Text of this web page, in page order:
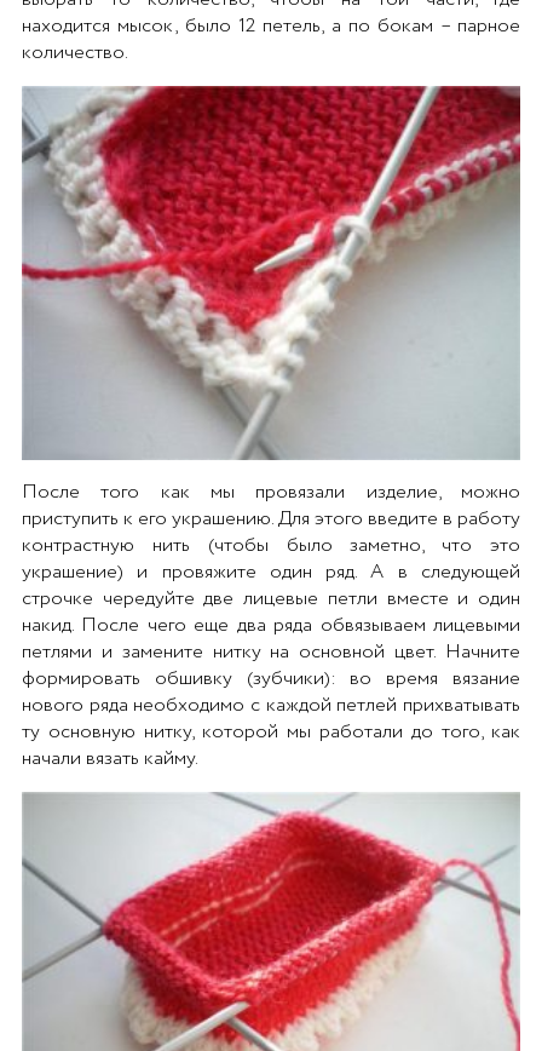
находится мысок, было 12 петель, а по бокам – парное
количество.
После того как мы провязали изделие, можно
приступить к его украшению. Для этого введите в работу
контрастную нить (чтобы было заметно, что это
украшение) и провяжите один ряд. А в следующей
строчке чередуйте две лицевые петли вместе и один
накид. После чего еще два ряда обвязываем лицевыми
петлями и замените нитку на основной цвет. Начните
формировать обшивку (зубчики): во время вязание
нового ряда необходимо с каждой петлей прихватывать
ту основную нитку, которой мы работали до того, как
начали вязать кайму.